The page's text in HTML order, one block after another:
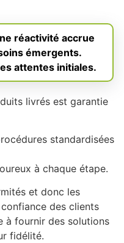
réactivité accrue
émergents.
attentes initiales.
livrés est garantie
standardisées
à chaque étape.
et donc les
des clients
à fournir des solutions
fidélité.